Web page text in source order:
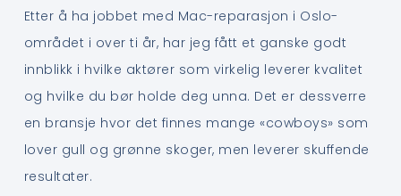
Etter å ha jobbet med Mac-reparasjon i Oslo-
området i over ti år, har jeg fått et ganske godt
innblikk i hvilke aktører som virkelig leverer kvalitet
og hvilke du bør holde deg unna. Det er dessverre
en bransje hvor det finnes mange «cowboys» som
lover gull og grønne skoger, men leverer skuffende
resultater.